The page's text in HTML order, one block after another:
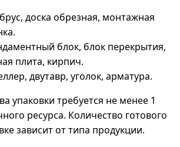
доска обрезная, монтажная
блок, блок перекрытия,
плита, кирпич.
двутавр, уголок, арматура.
упаковки требуется не менее 1
ресурса. Количество готового
зависит от типа продукции.